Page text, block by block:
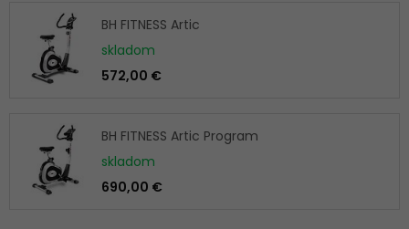
BH FITNESS Artic
skladom
572,00 €
BH FITNESS Artic Program
skladom
690,00 €